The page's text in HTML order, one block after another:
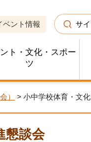
ベント情報 サ
ト・文化・スポー
ツ
） > 小中学校体育・文
懇談会